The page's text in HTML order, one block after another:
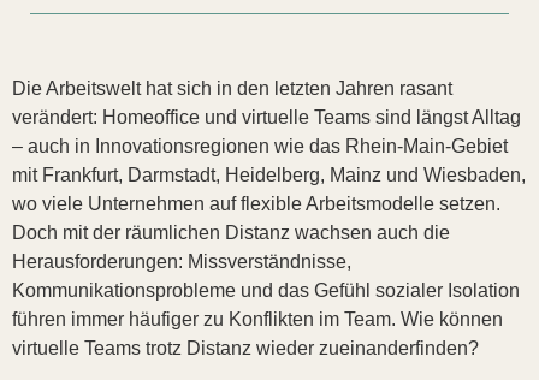
Die Arbeitswelt hat sich in den letzten Jahren rasant
verändert: Homeoffice und virtuelle Teams sind längst Alltag
– auch in Innovationsregionen wie das Rhein-Main-Gebiet
mit Frankfurt, Darmstadt, Heidelberg, Mainz und Wiesbaden,
wo viele Unternehmen auf flexible Arbeitsmodelle setzen.
Doch mit der räumlichen Distanz wachsen auch die
Herausforderungen: Missverständnisse,
Kommunikationsprobleme und das Gefühl sozialer Isolation
führen immer häufiger zu Konflikten im Team. Wie können
virtuelle Teams trotz Distanz wieder zueinanderfinden?